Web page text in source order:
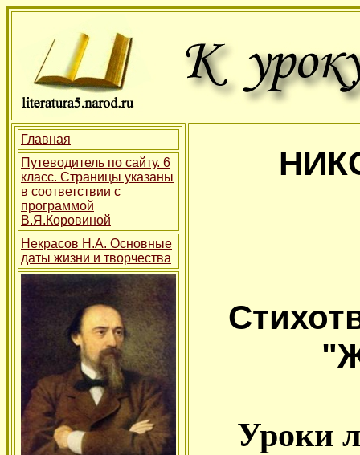
Главная
Путеводитель по сайту. 6
класс. Страницы указаны
в соответствии с
программой
В.Я.Коровиной
Некрасов Н.А. Основные
даты жизни и творчества
Уроки